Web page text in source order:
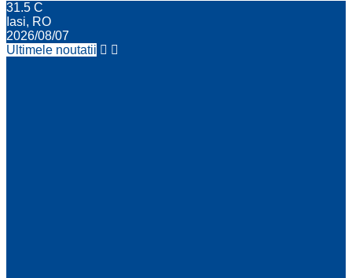
31.5 C
Iasi, RO
2026/08/07
Ultimele noutatii